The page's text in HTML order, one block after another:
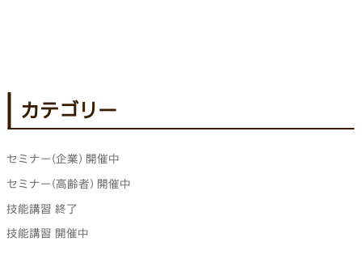
カテゴリー
セミナー(企業) 開催中
セミナー(高齢者) 開催中
技能講習 終了
技能講習 開催中